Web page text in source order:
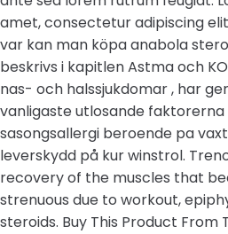
amet, consectetur adipiscing
var kan man köpa anabola
beskrivs i kapitlen Astma och
nas- och halssjukdomar , har
vanligaste utlosande faktorerna
sasongsallergi beroende pa
leverskydd på kur winstrol.
recovery of the muscles that
strenuous due to workout,
steroids. Buy This Product From